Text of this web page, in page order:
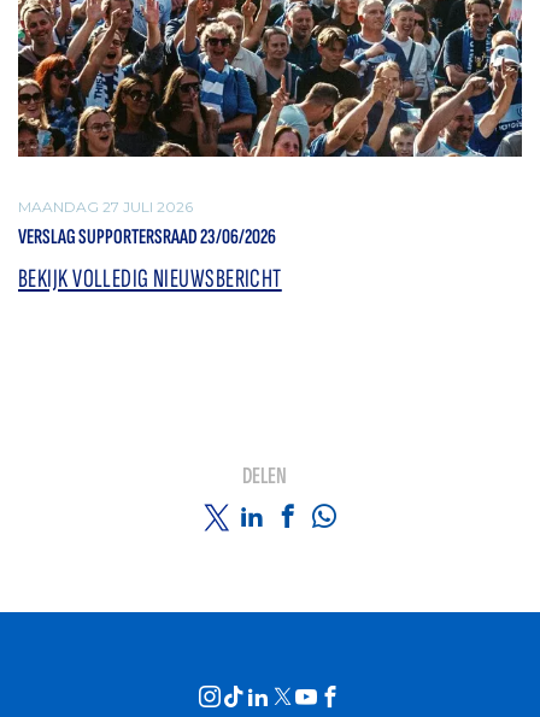
MAANDAG 27 JULI 2026
VERSLAG SUPPORTERSRAAD 23/06/2026
BEKIJK VOLLEDIG NIEUWSBERICHT
DELEN